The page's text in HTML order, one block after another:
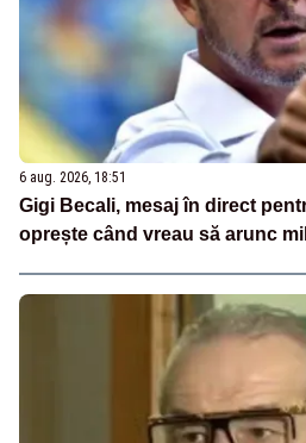
6 aug. 2026, 18:51
Gigi Becali, mesaj în direct
oprește când vreau să arunc